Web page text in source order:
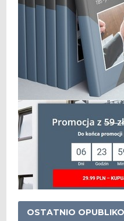
OSTATNIO